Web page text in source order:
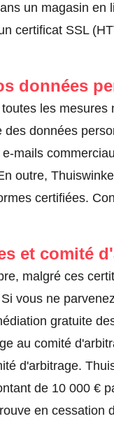
un magasin en
certificat SSL
données
les mesures
données
mails
outre,
certifiées.
et comité
malgré ces
vous ne
gratuite
au comité
d'arbitrage.
de 10 000 €
en cessation